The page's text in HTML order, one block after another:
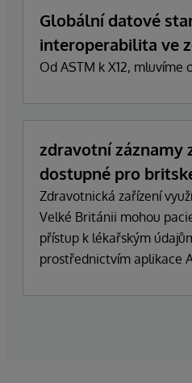
Globální datové
interoperabilita ve
Od ASTM k X12,
zdravotní záznamy
dostupné pro
služby TrakCare
Zdravotnická zařízení
Velké Británii mohou
přístup k lékařským
prostřednictvím aplikace